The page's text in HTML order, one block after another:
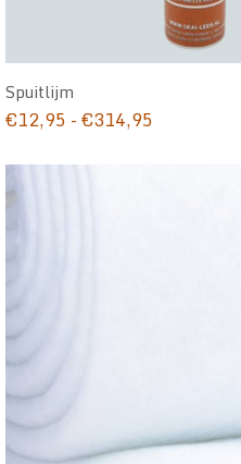
Spuitlijm
€12,95 -€314,95